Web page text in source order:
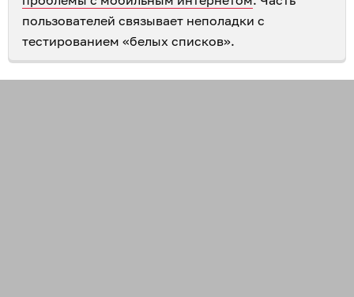
пользователей связывает неполадки с
тестированием «белых списков».